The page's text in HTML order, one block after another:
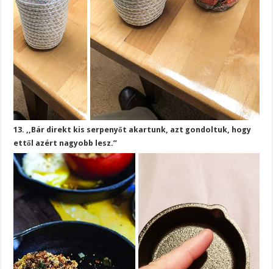
13. ,,Bár direkt kis serpenyőt akartunk, azt gondoltuk, hogy
ettől azért nagyobb lesz.”